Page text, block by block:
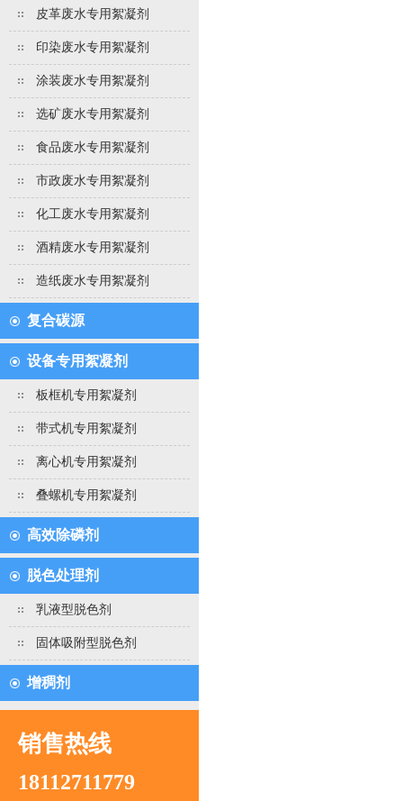
皮革废水专用絮凝剂
印染废水专用絮凝剂
涂装废水专用絮凝剂
选矿废水专用絮凝剂
食品废水专用絮凝剂
市政废水专用絮凝剂
化工废水专用絮凝剂
酒精废水专用絮凝剂
造纸废水专用絮凝剂
复合碳源
设备专用絮凝剂
板框机专用絮凝剂
带式机专用絮凝剂
离心机专用絮凝剂
叠螺机专用絮凝剂
高效除磷剂
脱色处理剂
乳液型脱色剂
固体吸附型脱色剂
增稠剂
销售热线
18112711779